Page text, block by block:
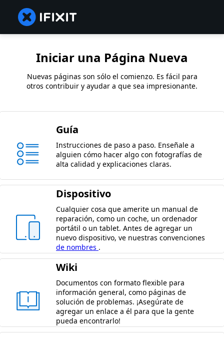
Iniciar una Página Nueva
Nuevas páginas son sólo el comienzo. Es fácil para
otros contribuir y ayudar a que sea impresionante.
Guía
Instrucciones de paso a paso. Enseñale a
alguien cómo hacer algo con fotografías de
alta calidad y explicaciones claras.
Dispositivo
Cualquier cosa que amerite un manual de
reparación, como un coche, un ordenador
portátil o un tablet. Antes de agregar un
nuevo dispositivo, ve nuestras convenciones
de nombres .
Wiki
Documentos con formato flexible para
información general, como páginas de
solución de problemas. ¡Asegúrate de
agregar un enlace a él para que la gente
pueda encontrarlo!